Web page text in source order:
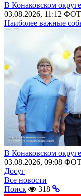
В Конаковском
03.08.2026, 11:12
Наиболее важные
В Конаковском
03.08.2026, 09:08
Досуг
Все новости
Поиск
318